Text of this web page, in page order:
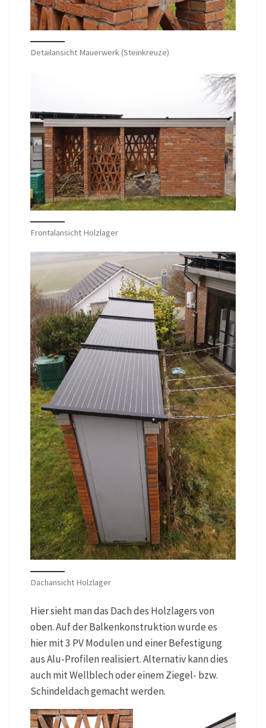
Detailansicht Mauerwerk (Steinkreuze)
Frontalansicht Holzlager
Dachansicht Holzlager
Hier sieht man das Dach des Holzlagers von
oben. Auf der Balkenkonstruktion wurde es
hier mit 3 PV Modulen und einer Befestigung
aus Alu-Profilen realisiert. Alternativ kann dies
auch mit Wellblech oder einem Ziegel- bzw.
Schindeldach gemacht werden.